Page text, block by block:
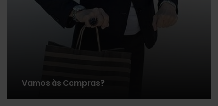
Vamos às Compras?